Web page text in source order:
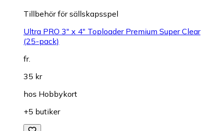
Tillbehör för sällskapsspel
Ultra PRO 3" x 4" Toploader Premium Super Clear
(25-pack)
fr.
35 kr
hos Hobbykort
+5 butiker